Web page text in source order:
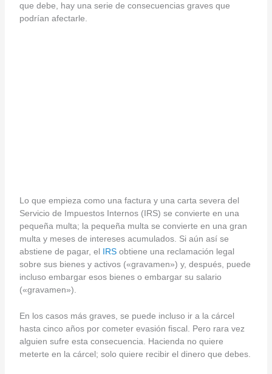
que debe, hay una serie de consecuencias graves que
podrían afectarle.
Lo que empieza como una factura y una carta severa del
Servicio de Impuestos Internos (IRS) se convierte en una
pequeña multa; la pequeña multa se convierte en una gran
multa y meses de intereses acumulados. Si aún así se
abstiene de pagar, el IRSobtiene una reclamación legal
sobre sus bienes y activos («gravamen») y, después, puede
incluso embargar esos bienes o embargar su salario
(«gravamen»).
En los casos más graves, se puede incluso ir a la cárcel
hasta cinco años por cometer evasión fiscal. Pero rara vez
alguien sufre esta consecuencia. Hacienda no quiere
meterte en la cárcel; solo quiere recibir el dinero que debes.